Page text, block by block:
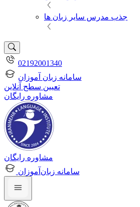
جذب مدرس سایر زبان ها
02192001340
سامانه زبان آموزان
تعیین سطح آنلاین
مشاوره رایگان
مشاوره رایگان
سامانه زبان‌آموزان